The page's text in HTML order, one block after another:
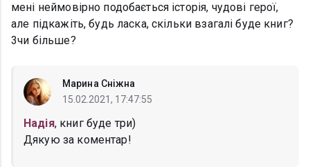
мені неймовірно подобається історія, чудові герої,
але підкажіть, будь ласка, скільки взагалі буде книг?
3чи більше?
Марина Сніжна
15.02.2021, 17:47:55
Надія, книг буде три)
Дякую за коментар!